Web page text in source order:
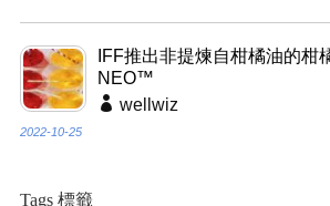
IFF推出非提煉自柑橘油的柑
NEO™
wellwiz
2022-10-25
Tags 標籤